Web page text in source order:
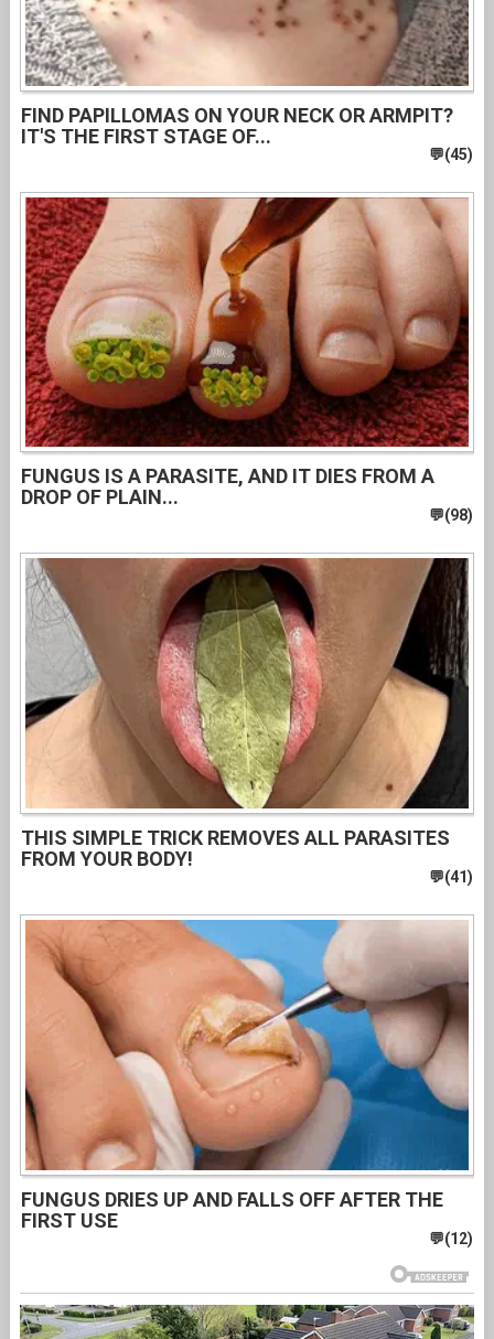
FIND PAPILLOMAS ON YOUR NECK OR ARMPIT?
IT'S THE FIRST STAGE OF...
FUNGUS IS A PARASITE, AND IT DIES FROM A
DROP OF PLAIN...
THIS SIMPLE TRICK REMOVES ALL PARASITES
FROM YOUR BODY!
FUNGUS DRIES UP AND FALLS OFF AFTER THE
FIRST USE